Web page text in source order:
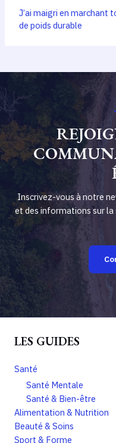
J’ai maigri en marchant
de poids durable
Inscrivez-vous à notre
et des informations sur
LES GUIDES
Santé
Santé Mentale
Santé & Bien-être
Alimentation & Nutrition
Beauté & Soins
Sport & Forme